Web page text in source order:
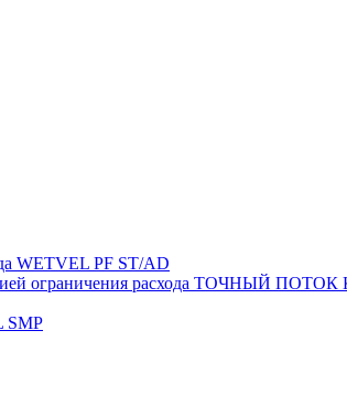
WETVEL PF ST/AD
ограничения расхода ТОЧНЫЙ
SMP